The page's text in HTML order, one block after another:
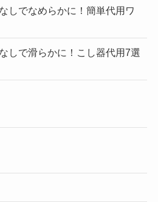
しでなめらかに！簡単代用ワ
しで滑らかに！こし器代用7選